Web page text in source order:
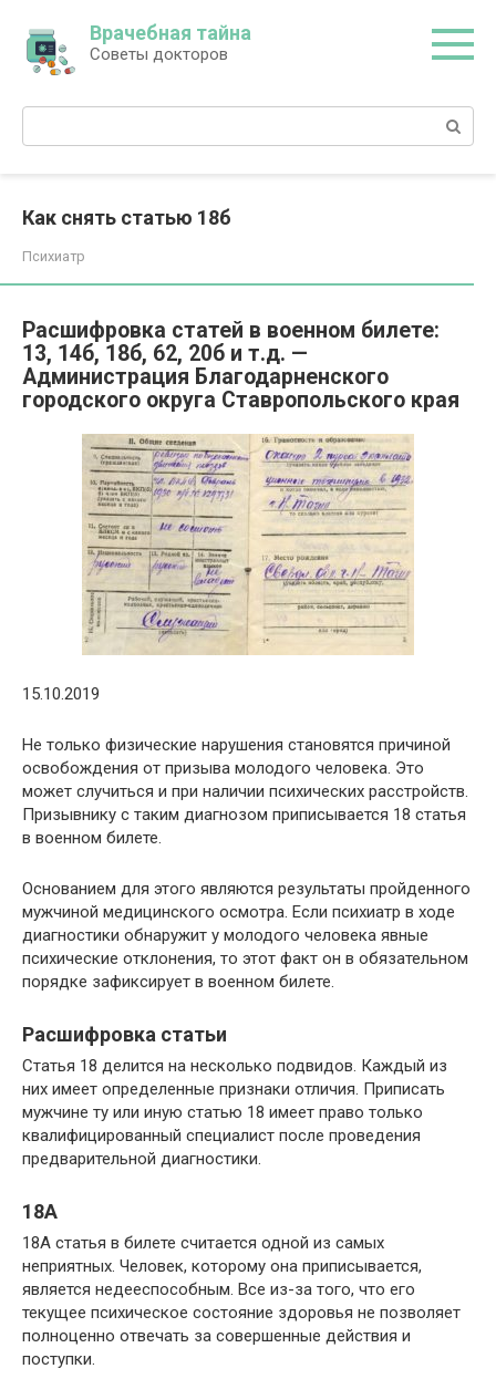
контенту
Врачебная тайна
Советы докторов
Поиск:
Как снять статью 18б
Психиатр
Расшифровка статей в военном билете:
13, 14б, 18б, 62, 20б и т.д. —
Администрация Благодарненского
городского округа Ставропольского края
15.10.2019
Не только физические нарушения становятся причиной
освобождения от призыва молодого человека. Это
может случиться и при наличии психических расстройств.
Призывнику с таким диагнозом приписывается 18 статья
в военном билете.
Основанием для этого являются результаты пройденного
мужчиной медицинского осмотра. Если психиатр в ходе
диагностики обнаружит у молодого человека явные
психические отклонения, то этот факт он в обязательном
порядке зафиксирует в военном билете.
Расшифровка статьи
Статья 18 делится на несколько подвидов. Каждый из
них имеет определенные признаки отличия. Приписать
мужчине ту или иную статью 18 имеет право только
квалифицированный специалист после проведения
предварительной диагностики.
18А
18А статья в билете считается одной из самых
неприятных. Человек, которому она приписывается,
является недееспособным. Все из-за того, что его
текущее психическое состояние здоровья не позволяет
полноценно отвечать за совершенные действия и
поступки.